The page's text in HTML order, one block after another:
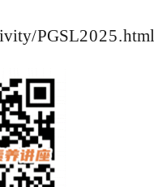
/PGSL2025.html